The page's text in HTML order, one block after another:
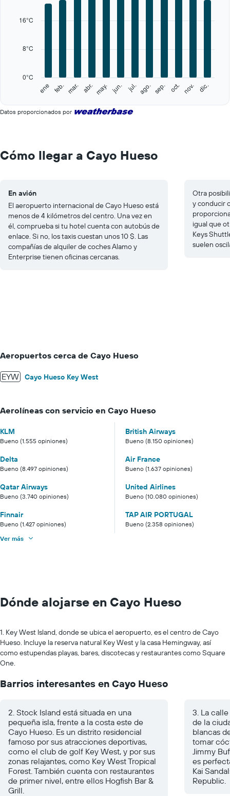
Range:
categories.
displaying
to
40.
ene feb. mar. abr. may. jun. jul. ago. sep. oct. nov. dic.
0°C
8°C
16°C
interactive
chart
Datos proporcionados por
Cómo llegar a Cayo Hueso
En avión
El aeropuerto internacional de Cayo Hueso está
menos de 4 kilómetros del centro. Una vez en
él, comprueba si tu hotel cuenta con autobús de
enlace. Si no, los taxis cuestan unos 10 $. Las
compañías de alquiler de coches Alamo y
Enterprise tienen oficinas cercanas.
Otra
y conducir
igual que
Keys
suelen
Aeropuertos cerca de Cayo Hueso
EYW Cayo Hueso Key West
Aerolíneas con servicio en Cayo Hueso
KLM
Bueno (1.555 opiniones)
British Airways
Bueno (8.150 opiniones)
Delta
Bueno (8.497 opiniones)
Air France
Bueno (1.637 opiniones)
Qatar Airways
Bueno (3.740 opiniones)
United Airlines
Bueno (10.080 opiniones)
Finnair
Bueno (1.427 opiniones)
TAP AIR PORTUGAL
Bueno (2.358 opiniones)
Ver más
Dónde alojarse en Cayo Hueso
1. Key West Island, donde se ubica el aeropuerto, es el centro de Cayo
Hueso. Incluye la reserva natural Key West y la casa Hemingway, así
como estupendas playas, bares, discotecas y restaurantes como Square
One.
Barrios interesantes en Cayo Hueso
2. Stock Island está situada en una
pequeña isla, frente a la costa este de
Cayo Hueso. Es un distrito residencial
famoso por sus atracciones deportivas,
como el club de golf Key West, y por sus
zonas relajantes, como Key West Tropical
Forest. También cuenta con restaurantes
de primer nivel, entre ellos Hogfish Bar &
Grill.
3. La
de la
blancas
tomar
Jimmy
es
Kai
Republic.